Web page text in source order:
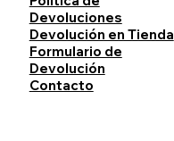
Devoluciones
Devolución en Tienda
Formulario de
Devolución
Contacto